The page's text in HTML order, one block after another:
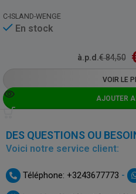
C-ISLAND-WENGE
En stock
à.p.d.€84,50
VOIR LE
AJOUTER
DES QUESTIONS OU
Voici notre service client:
Téléphone: +3243677773 -